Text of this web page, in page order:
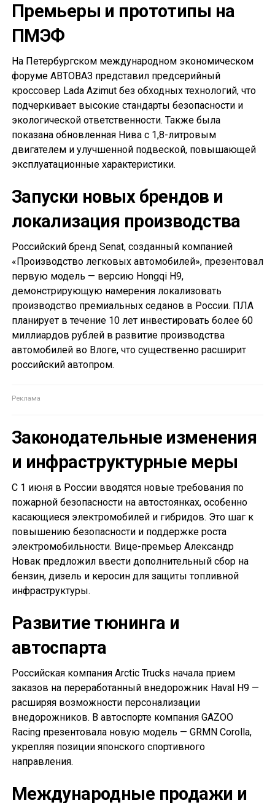
Премьеры и прототипы на
ПМЭФ
На Петербургском международном экономическом
форуме АВТОВАЗ представил предсерийный
кроссовер Lada Azimut без обходных технологий, что
подчеркивает высокие стандарты безопасности и
экологической ответственности. Также была
показана обновленная Нива с 1,8-литровым
двигателем и улучшенной подвеской, повышающей
эксплуатационные характеристики.
Запуски новых брендов и
локализация производства
Российский бренд Senat, созданный компанией
«Производство легковых автомобилей», презентовал
первую модель — версию Hongqi H9,
демонстрирующую намерения локализовать
производство премиальных седанов в России. ПЛА
планирует в течение 10 лет инвестировать более 60
миллиардов рублей в развитие производства
автомобилей во Влоге, что существенно расширит
российский автопром.
Законодательные изменения
и инфраструктурные меры
С 1 июня в России вводятся новые требования по
пожарной безопасности на автостоянках, особенно
касающиеся электромобилей и гибридов. Это шаг к
повышению безопасности и поддержке роста
электромобильности. Вице-премьер Александр
Новак предложил ввести дополнительный сбор на
бензин, дизель и керосин для защиты топливной
инфраструктуры.
Развитие тюнинга и
автоспарта
Российская компания Arctic Trucks начала прием
заказов на переработанный внедорожник Haval H9 —
расширяя возможности персонализации
внедорожников. В автоспорте компания GAZOO
Racing презентовала новую модель — GRMN Corolla,
укрепляя позиции японского спортивного
направления.
Международные продажи и